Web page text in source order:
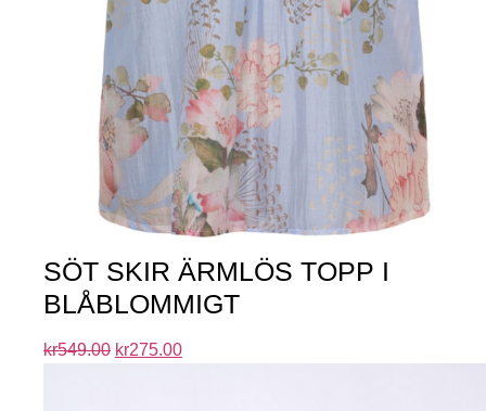
SÖT SKIR ÄRMLÖS TOPP I
BLÅBLOMMIGT
kr549.00 kr275.00